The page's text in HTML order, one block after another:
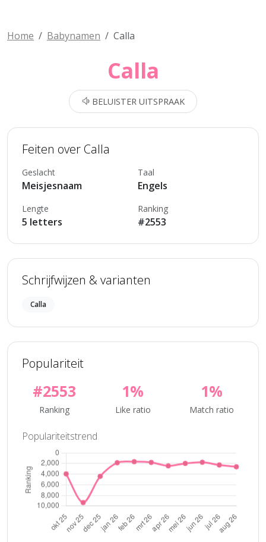
Home Babynamen Calla
Calla
BELUISTER UITSPRAAK
Feiten over Calla
Geslacht
Meisjesnaam
Taal
Engels
Lengte
5 letters
Ranking
#2553
Schrijfwijzen & varianten
Calla
Populariteit
#2553
Ranking
1%
Like ratio
1%
Match ratio
Populariteitstrend